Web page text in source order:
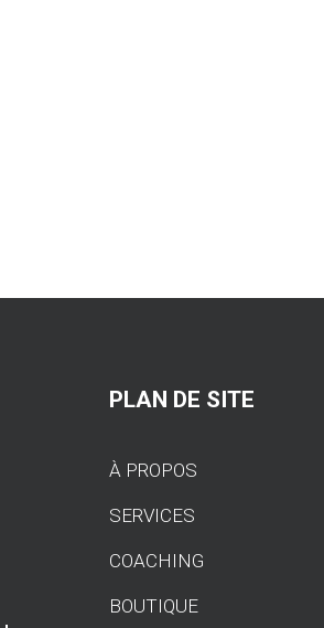
PLAN DE SITE
À PROPOS
SERVICES
COACHING
BOUTIQUE